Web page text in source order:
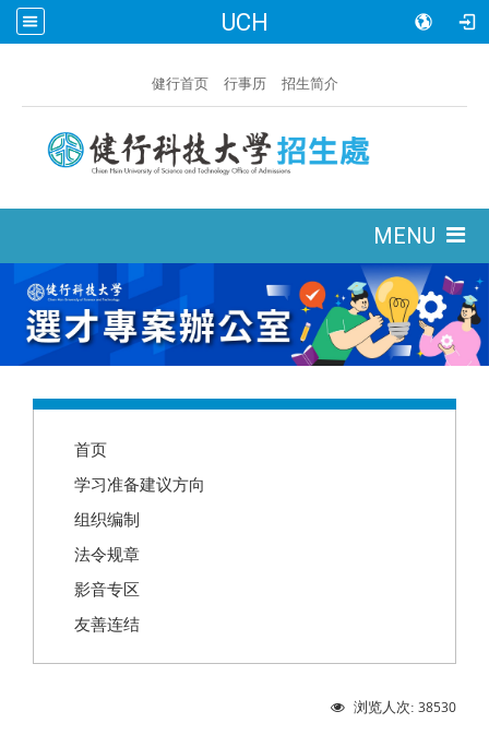
UCH
健行首页 行事历 招生简介
MENU
首页
学习准备建议方向
组织编制
法令规章
影音专区
友善连结
浏览人次: 38530